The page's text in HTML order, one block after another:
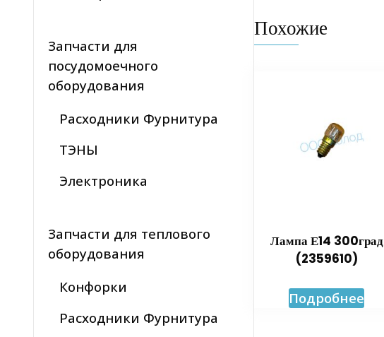
Похожие
Лампа Е14 300град
(2359610)
Подробнее
Запчасти для
посудомоечного
оборудования
Расходники Фурнитура
ТЭНЫ
Электроника
Запчасти для теплового
оборудования
Конфорки
Расходники Фурнитура